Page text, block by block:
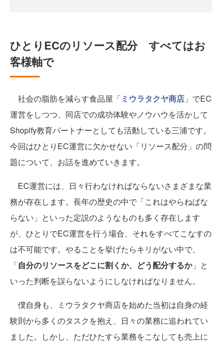
ひとりECのリソース配分 すべてはお
客様軸で
社会の脂肪を減らす食品屋「ミウラタクヤ商店 」でEC
運営をしつつ、同店での成功体験やノウハウを活かして
Shopify教育パートナーとしても活動している三浦です。
今回はひとりEC運営に欠かせない「リソース配分」の問
題について、お話を進めていきます。
EC運営には、日々行わなければならないさまざまな業
務が存在します。長年の歴史の中で「これはやらねばな
らない」といった定説のようなものも多く存在します
が、ひとりでEC運営を行う場合、それをすべてこなすの
は不可能です。やることを挙げたらキリがない中で、
「自分のリソースをどこに割くか、どう配分するか」と
いった判断を誤らないようにしなければなりません。
僕自身も、ミウラタクヤ商店を始めた当初は自身の経
験則から多くのタスクを抱え、日々の業務に追われてい
ました。しかし、ただひたすら業務をこなしても売上に